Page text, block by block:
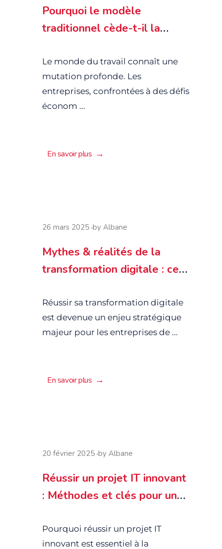
Pourquoi le modèle
traditionnel cède-t-il la
agiles et flexibles ?
Le monde du travail connaît une
mutation profonde. Les
entreprises, confrontées à des défis
économ ...
En savoir plus
26 mars 2025 by Albane
Mythes & réalités de la
transformation digitale : ce
savoir
Réussir sa transformation digitale
est devenue un enjeu stratégique
majeur pour les entreprises de ...
En savoir plus
20 février 2025 by Albane
Réussir un projet IT innovant
: Méthodes et clés pour une
efficace
Pourquoi réussir un projet IT
innovant est essentiel à la